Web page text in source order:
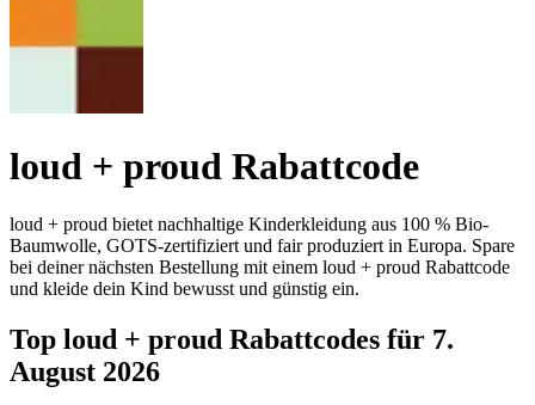
loud + proud Rabattcode
loud + proud bietet nachhaltige Kinderkleidung aus 100 % Bio-
Baumwolle, GOTS-zertifiziert und fair produziert in Europa. Spare
bei deiner nächsten Bestellung mit einem loud + proud Rabattcode
und kleide dein Kind bewusst und günstig ein.
Top loud + proud Rabattcodes für 7.
August 2026